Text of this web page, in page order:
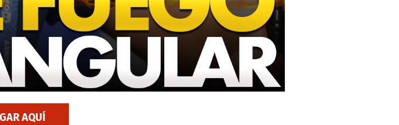
AQUÍ